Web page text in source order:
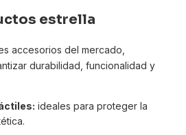
estrella
accesorios del mercado,
durabilidad, funcionalidad y
ideales para proteger la